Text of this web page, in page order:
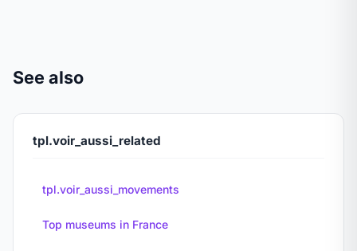
See also
tpl.voir_aussi_related
tpl.voir_aussi_movements
Top museums in France